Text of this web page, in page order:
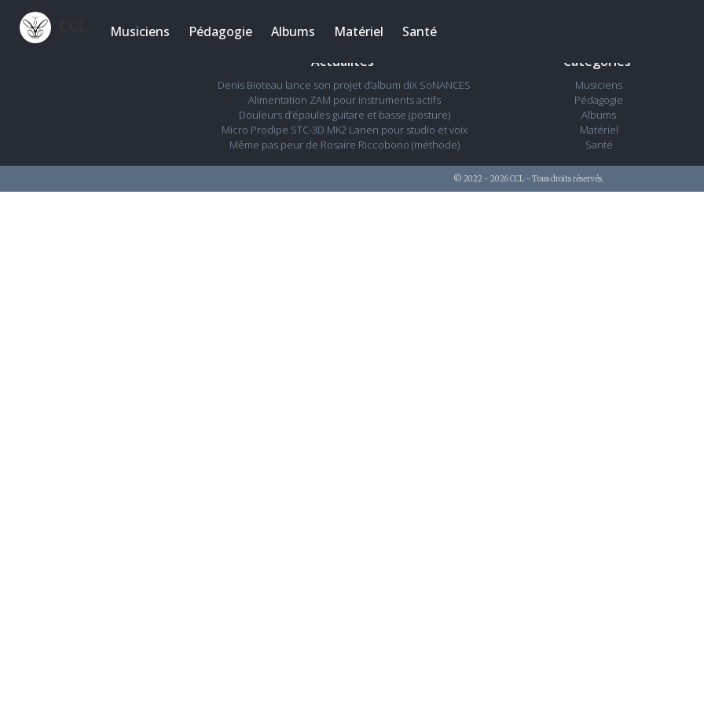
Musiciens Pédagogie Albums Matériel Santé
Actualités
Denis Bioteau lance son projet d’album diX SoNANCES
Alimentation ZAM pour instruments actifs
Douleurs d’épaules guitare et basse (posture)
Micro Prodipe STC-3D MK2 Lanen pour studio et voix
Même pas peur de Rosaire Riccobono (méthode)
Catégories
Musiciens
Pédagogie
Albums
Matériel
Santé
© 2022 - 2026 CCL - Tous droits réservés.